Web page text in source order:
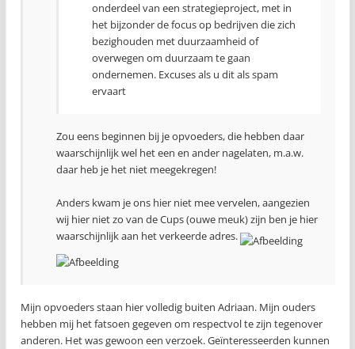
onderdeel van een strategieproject, met in
het bijzonder de focus op bedrijven die zich
bezighouden met duurzaamheid of
overwegen om duurzaam te gaan
ondernemen. Excuses als u dit als spam
ervaart
Zou eens beginnen bij je opvoeders, die hebben daar
waarschijnlijk wel het een en ander nagelaten, m.a.w.
daar heb je het niet meegekregen!
Anders kwam je ons hier niet mee vervelen, aangezien
wij hier niet zo van de Cups (ouwe meuk) zijn ben je hier
waarschijnlijk aan het verkeerde adres.
Mijn opvoeders staan hier volledig buiten Adriaan. Mijn ouders
hebben mij het fatsoen gegeven om respectvol te zijn tegenover
anderen. Het was gewoon een verzoek. Geïnteresseerden kunnen